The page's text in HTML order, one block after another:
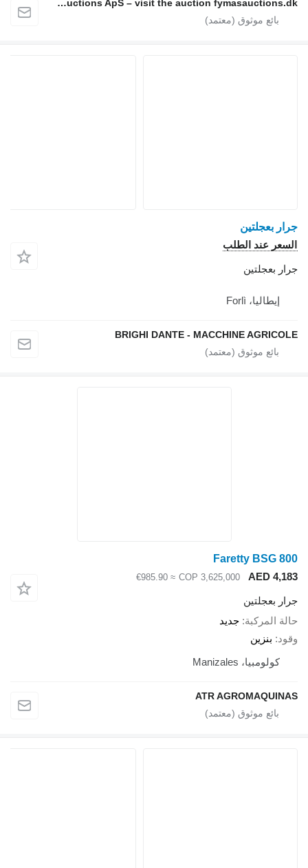
Fymas Auctions ApS – visit the auction fymasauctions.dk
BRIGHI DANTE -
COP
≈ €985.90